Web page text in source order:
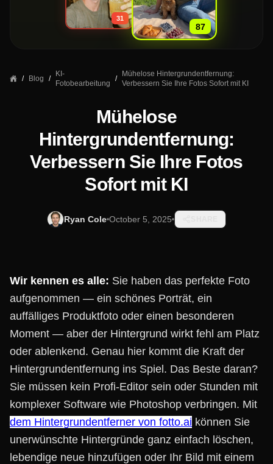
31
87
/ Blog /
KI-
Fotobearbeitung
/
Mühelose Hintergrundentfernung:
Verbessern Sie Ihre Fotos Sofort mit KI
Mühelose
Hintergrundentfernung:
Verbessern Sie Ihre Fotos
Sofort mit KI
Ryan Cole October 5, 2025
Wir kennen es alle: Sie haben das perfekte Foto
aufgenommen — ein schönes Porträt, ein
auffälliges Produktfoto oder einen besonderen
Moment — aber der Hintergrund wirkt fehl am Platz
oder ablenkend. Genau hier kommt die Kraft der
Hintergrundentfernung ins Spiel. Das Beste daran?
Sie müssen kein Profi-Editor sein oder Stunden mit
komplexer Software wie Photoshop verbringen. Mit
dem Hintergrundentferner von fotto.ai können Sie
unerwünschte Hintergründe ganz einfach löschen,
lebendige neue hinzufügen oder Ihr Bild mit einem